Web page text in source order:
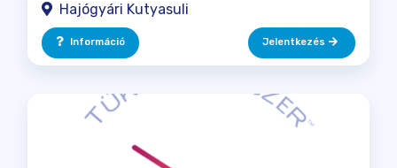
Hajógyári Kutyasuli
Információ Jelentkezés